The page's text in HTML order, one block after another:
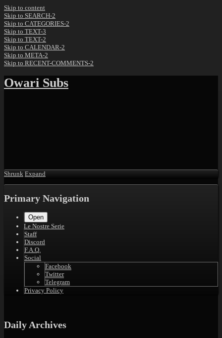
Skip to content
Skip to SEARCH-2
Skip to CATEGORIES-2
Skip to TEXT-3
Skip to TEXT-2
Skip to CALENDAR-2
Skip to META-2
Skip to RECENT-COMMENTS-2
Owari Subs
Shrunk Expand
Primary Navigation
Open
Le Nostre Serie
Staff
Discord
F.A.Q.
Social
Facebook
Twitter
Telegram
Privacy Policy
Daily Archives